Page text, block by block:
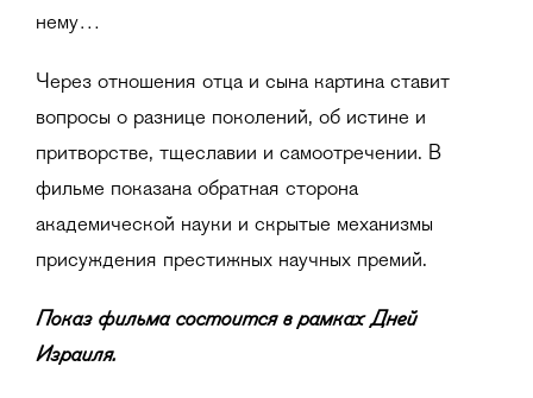
нему…
Через отношения отца и сына картина ставит
вопросы о разнице поколений, об истине и
притворстве, тщеславии и самоотречении. В
фильме показана обратная сторона
академической науки и скрытые механизмы
присуждения престижных научных премий.
Показ фильма состоится в рамках Дней
Израиля.